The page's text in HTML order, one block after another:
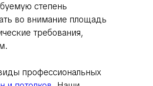
степень
во внимание площадь
требования,
профессиональных